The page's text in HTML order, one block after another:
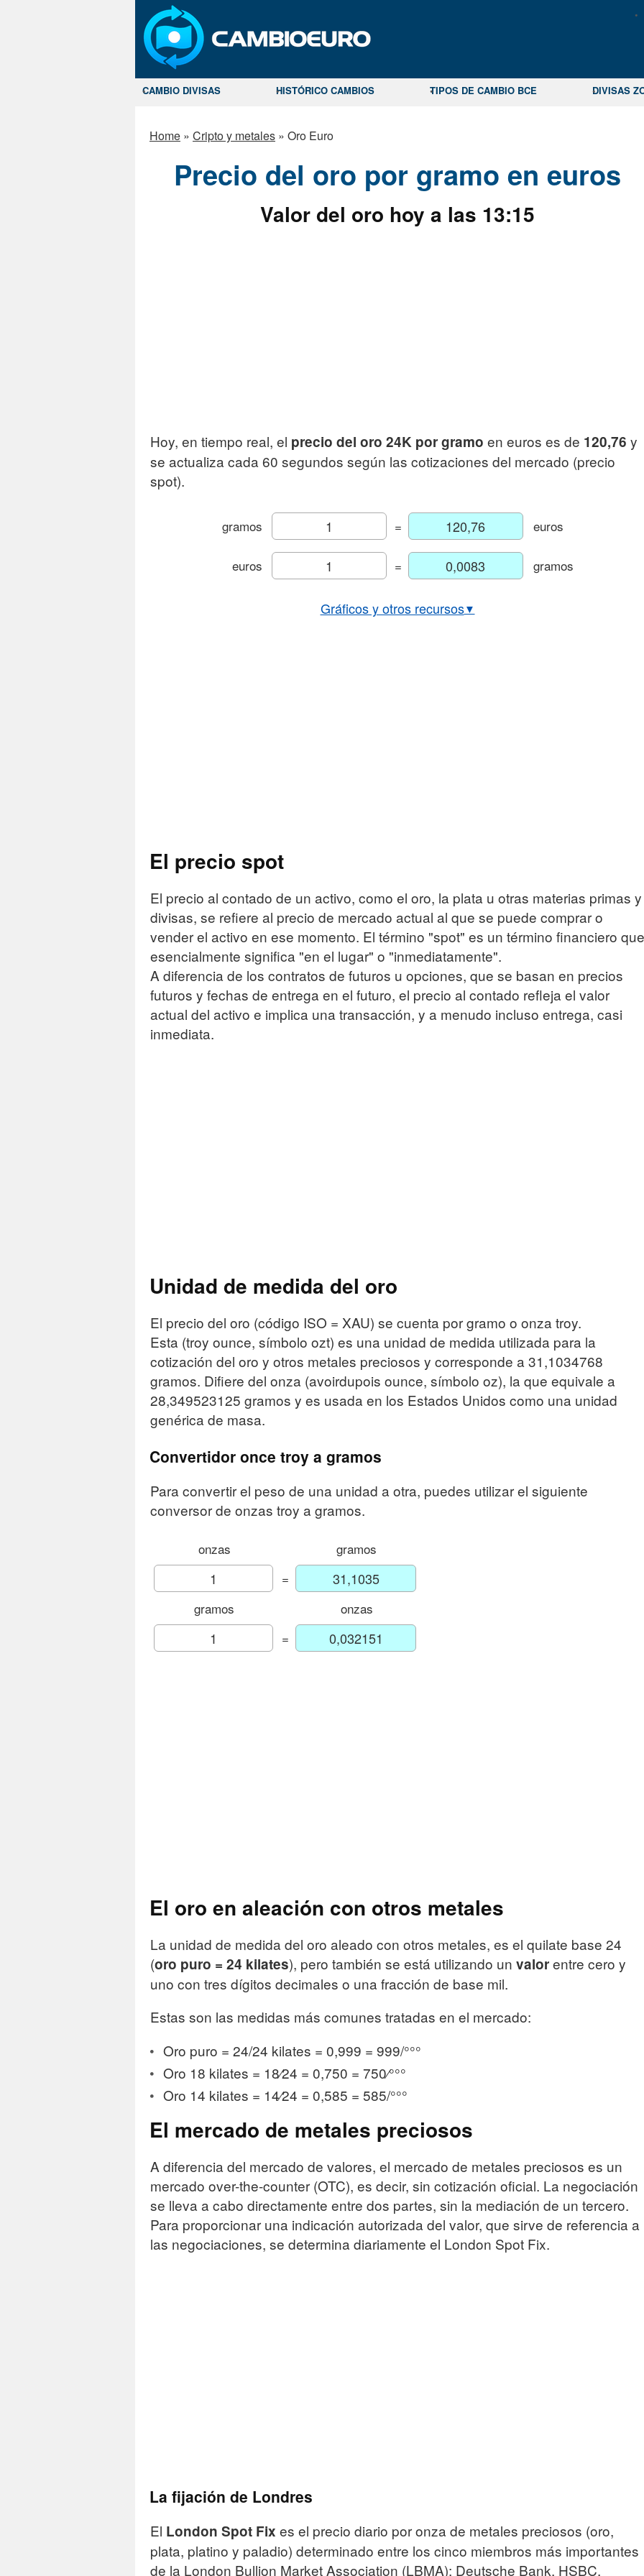
CAMBIO DIVISAS HISTÓRICO CAMBIOS TIPOS DE CAMBIO BCE DIVISAS
Home » Cripto y metales » Oro Euro
Precio del oro por gramo en euros
Valor del oro hoy a las 13:15
Hoy, en tiempo real, el precio del oro 24K por gramo en euros es de 120,76 y
se actualiza cada 60 segundos según las cotizaciones del mercado (precio
spot).
gramos = euros
euros = gramos
Gráficos y otros recursos▼
El precio spot
El precio al contado de un activo, como el oro, la plata u otras materias primas y
divisas, se refiere al precio de mercado actual al que se puede comprar o
vender el activo en ese momento. El término "spot" es un término financiero que
esencialmente significa "en el lugar" o "inmediatamente".
A diferencia de los contratos de futuros u opciones, que se basan en precios
futuros y fechas de entrega en el futuro, el precio al contado refleja el valor
actual del activo e implica una transacción, y a menudo incluso entrega, casi
inmediata.
Unidad de medida del oro
El precio del oro (código ISO = XAU) se cuenta por gramo o onza troy.
Esta (troy ounce, símbolo ozt) es una unidad de medida utilizada para la
cotización del oro y otros metales preciosos y corresponde a 31,1034768
gramos. Difiere del onza (avoirdupois ounce, símbolo oz), la que equivale a
28,349523125 gramos y es usada en los Estados Unidos como una unidad
genérica de masa.
Convertidor once troy a gramos
Para convertir el peso de una unidad a otra, puedes utilizar el siguiente
conversor de onzas troy a gramos.
onzas
gramos
=
gramos
onzas
=
El oro en aleación con otros metales
La unidad de medida del oro aleado con otros metales, es el quilate base 24
(oro puro = 24 kilates), pero también se está utilizando un valorentre cero y
uno con tres dígitos decimales o una fracción de base mil.
Estas son las medidas más comunes tratadas en el mercado:
Oro puro = 24/24 kilates = 0,999 = 999/°°°
Oro 18 kilates = 18⁄24 = 0,750 = 750⁄°°°
Oro 14 kilates = 14⁄24 = 0,585 = 585/°°°
El mercado de metales preciosos
A diferencia del mercado de valores, el mercado de metales preciosos es un
mercado over-the-counter (OTC), es decir, sin cotización oficial. La negociación
se lleva a cabo directamente entre dos partes, sin la mediación de un tercero.
Para proporcionar una indicación autorizada del valor, que sirve de referencia a
las negociaciones, se determina diariamente el London Spot Fix.
La fijación de Londres
El London Spot Fix es el precio diario por onza de metales preciosos (oro,
plata, platino y paladio) determinado entre los cinco miembros más importantes
de la London Bullion Market Association (LBMA): Deutsche Bank, HSBC,